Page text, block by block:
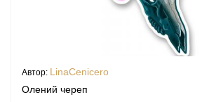
Автор: LinaCenicero
Олений череп